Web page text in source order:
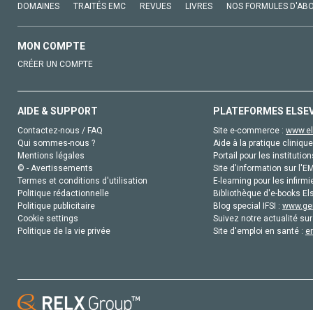
DOMAINES TRAITÉS EMC REVUES LIVRES NOS FORMULES
MON COMPTE
CRÉER UN COMPTE
AIDE & SUPPORT
Contactez-nous / FAQ
Qui sommes-nous ?
Mentions légales
© - Avertissements
Termes et conditions d'utilisation
Politique rédactionnelle
Politique publicitaire
Cookie settings
Politique de la vie privée
PLATEFORMES
Site e-commerce :
Aide à la pratique
Portail pour les
Site d'information sur
E-learning pour les
Bibliothèque d'e-books
Blog special IFSI :
Suivez notre actualité
Site d'emploi en santé :